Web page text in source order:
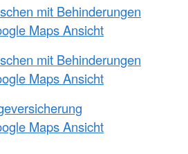
mit Behinderungen
Maps Ansicht
mit Behinderungen
Maps Ansicht
Maps Ansicht